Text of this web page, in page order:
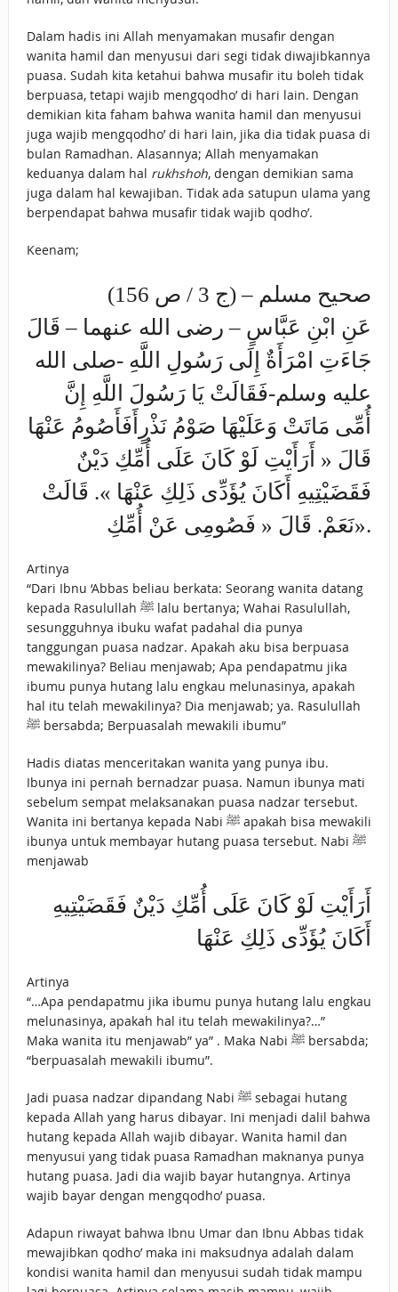
Dalam hadis ini Allah menyamakan musafir dengan
wanita hamil dan menyusui dari segi tidak diwajibkannya
puasa. Sudah kita ketahui bahwa musafir itu boleh tidak
berpuasa, tetapi wajib mengqodho’ di hari lain. Dengan
demikian kita faham bahwa wanita hamil dan menyusui
juga wajib mengqodho’ di hari lain, jika dia tidak puasa di
bulan Ramadhan. Alasannya; Allah menyamakan
keduanya dalam hal rukhshoh, dengan demikian sama
juga dalam hal kewajiban. Tidak ada satupun ulama yang
berpendapat bahwa musafir tidak wajib qodho’.
Keenam;
صحيح مسلم – (ج 3 / ص 156)
عَنِ ابْنِ عَبَّاسٍ – رضى الله عنهما – قَالَ
جَاءَتِ امْرَأَةٌ إِلَى رَسُولِ اللَّهِ -صلى الله
عليه وسلم-فَقَالَتْ يَا رَسُولَ اللَّهِ إِنَّ
أُمِّى مَاتَتْ وَعَلَيْهَا صَوْمُ نَذْرٍأَفَأَصُومُ عَنْهَا
قَالَ « أَرَأَيْتِ لَوْ كَانَ عَلَى أُمِّكِ دَيْنٌ
فَقَضَيْتِيهِ أَكَانَ يُؤَدِّى ذَلِكِ عَنْهَا ». قَالَتْ
نَعَمْ. قَالَ « فَصُومِى عَنْ أُمِّكِ».
Artinya
“Dari Ibnu ‘Abbas beliau berkata: Seorang wanita datang
kepada Rasulullah ﷺ lalu bertanya; Wahai Rasulullah,
sesungguhnya ibuku wafat padahal dia punya
tanggungan puasa nadzar. Apakah aku bisa berpuasa
mewakilinya? Beliau menjawab; Apa pendapatmu jika
ibumu punya hutang lalu engkau melunasinya, apakah
hal itu telah mewakilinya? Dia menjawab; ya. Rasulullah
ﷺ bersabda; Berpuasalah mewakili ibumu”
Hadis diatas menceritakan wanita yang punya ibu.
Ibunya ini pernah bernadzar puasa. Namun ibunya mati
sebelum sempat melaksanakan puasa nadzar tersebut.
Wanita ini bertanya kepada Nabi ﷺ apakah bisa mewakili
ibunya untuk membayar hutang puasa tersebut. Nabi ﷺ
menjawab
أَرَأَيْتِ لَوْ كَانَ عَلَى أُمِّكِ دَيْنٌ فَقَضَيْتِيهِ
أَكَانَ يُؤَدِّى ذَلِكِ عَنْهَا
Artinya
“…Apa pendapatmu jika ibumu punya hutang lalu engkau
melunasinya, apakah hal itu telah mewakilinya?…”
Maka wanita itu menjawab” ya” . Maka Nabi ﷺ bersabda;
“berpuasalah mewakili ibumu”.
Jadi puasa nadzar dipandang Nabi ﷺ sebagai hutang
kepada Allah yang harus dibayar. Ini menjadi dalil bahwa
hutang kepada Allah wajib dibayar. Wanita hamil dan
menyusui yang tidak puasa Ramadhan maknanya punya
hutang puasa. Jadi dia wajib bayar hutangnya. Artinya
wajib bayar dengan mengqodho’ puasa.
Adapun riwayat bahwa Ibnu Umar dan Ibnu Abbas tidak
mewajibkan qodho’ maka ini maksudnya adalah dalam
kondisi wanita hamil dan menyusui sudah tidak mampu